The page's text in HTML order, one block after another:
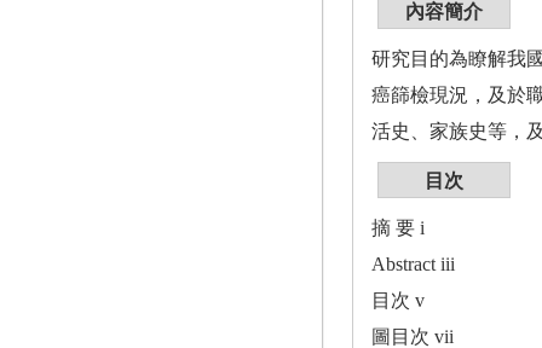
內容簡介
研究目的為瞭解我
癌篩檢現況，及於
活史、家族史等，
目次
摘 要 i
Abstract iii
目次 v
圖目次 vii